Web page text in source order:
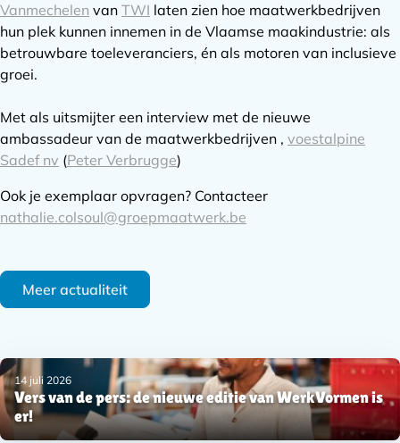
Vanmechelen van TWI laten zien hoe maatwerkbedrijven
hun plek kunnen innemen in de Vlaamse maakindustrie: als
betrouwbare toeleveranciers, én als motoren van inclusieve
groei.
Met als uitsmijter een interview met de nieuwe
ambassadeur van de maatwerkbedrijven , voestalpine
Sadef nv (Peter Verbrugge)
Ook je exemplaar opvragen? Contacteer
nathalie.colsoul@groepmaatwerk.be
Meer actualiteit
Subnavigatie
Vers van de pers: de nieuwe editie van WerkVormen is
er!
14 juli 2026